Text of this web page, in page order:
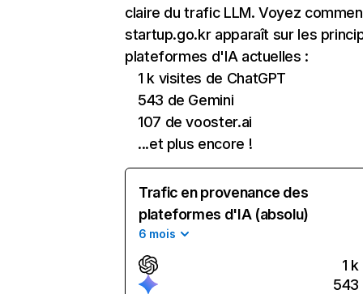
claire du trafic LLM. Voyez
startup.go.kr apparaît sur les
plateformes d'IA actuelles :
1 k visites de ChatGPT
543 de Gemini
107 de vooster.ai
...et plus encore !
Trafic en provenance des
plateformes d'IA (absolu)
6 mois
1 k
543